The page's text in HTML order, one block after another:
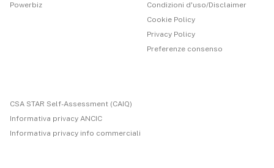
Powerbiz
Condizioni d'uso/Disclaimer
Cookie Policy
Privacy Policy
Preferenze consenso
CSA STAR Self-Assessment (CAIQ)
Informativa privacy ANCIC
Informativa privacy info commerciali